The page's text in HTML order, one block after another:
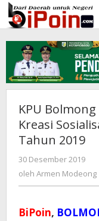
Lewati
ke
konten
KPU
Kreasi
Tahun 2019
30 Desember 2019
oleh Armen Modeong
BiPoin,